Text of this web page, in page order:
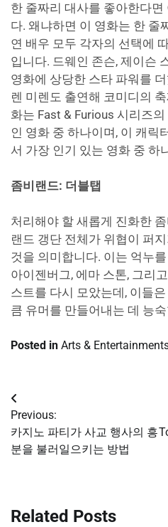
한 줄짜리 대사를 좋아한다면
다. 왜냐하면 이 영화는 한 줄
연 배우 모두 각자의 선택에
입니다. 드웨인 존슨, 제이슨
영화에 상당한 스타 파워를
렌 미렌도 출연해 코미디의
화는 Fast & Furious 시리즈
인 영화 중 하나이며, 이 캐릭
서 가장 인기 있는 영화 중 하
좀비랜드: 더블탭
처리해야 할 새롭게 진화한
랜드 갱단 전체가 위협이 퍼
것을 의미합니다. 이는 억누
아이젠버그, 에마 스톤, 그리
스트를 다시 모았는데, 이들
큼 유머를 만들어내는 데 능
Posted in Arts &
Post
navigation
Previous:
카지노 파티가 사교 행사의 흥
분을 불러일으키는 방법
Related Posts